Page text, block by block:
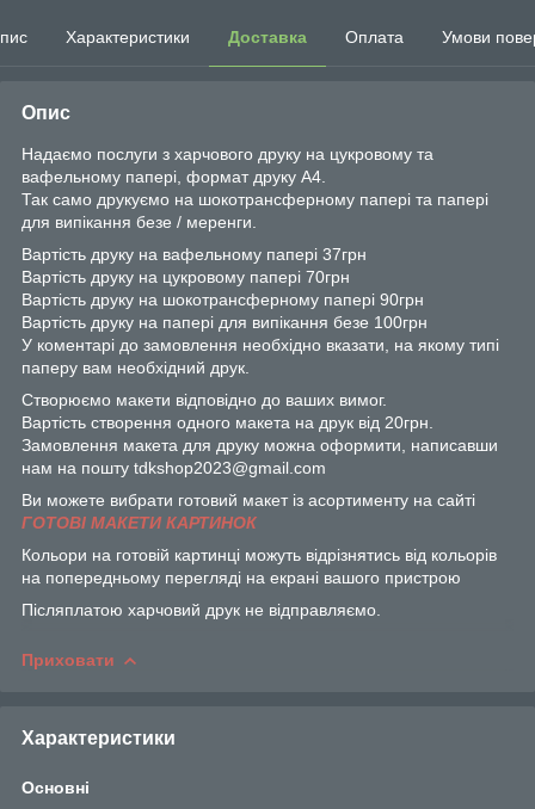
Характеристики Доставка Оплата Умови
Опис
Надаємо послуги з харчового друку на цукровому та
вафельному папері, формат друку А4.
Так само друкуємо на шокотрансферному папері та папері
для випікання безе / меренги.
Вартість друку на вафельному папері 37грн
Вартість друку на цукровому папері 70грн
Вартість друку на шокотрансферному папері 90грн
Вартість друку на папері для випікання безе 100грн
У коментарі до замовлення необхідно вказати, на якому типі
паперу вам необхідний друк.
Створюємо макети відповідно до ваших вимог.
Вартість створення одного макета на друк від 20грн.
Замовлення макета для друку можна оформити, написавши
нам на пошту tdkshop2023@gmail.com
Ви можете вибрати готовий макет із асортименту на сайті
ГОТОВІ МАКЕТИ КАРТИНОК
Кольори на готовій картинці можуть відрізнятись від кольорів
на попередньому перегляді на екрані вашого пристрою
Післяплатою харчовий друк не відправляємо.
Приховати
Характеристики
Основні